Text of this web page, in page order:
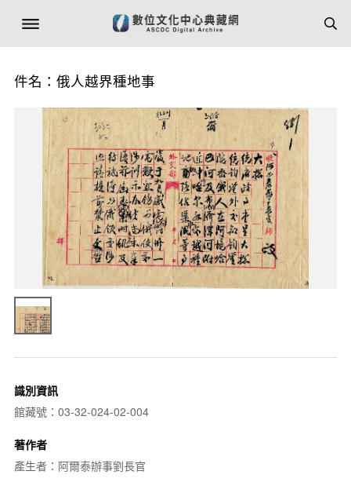
件名：俄人越界種地事
識別資訊
館藏號：03-32-024-02-004
著作者
產生者：阿爾泰辦事劉長官